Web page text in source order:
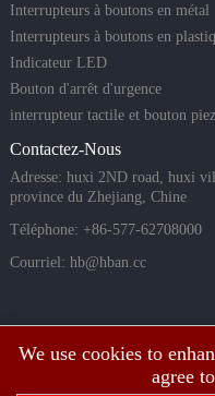
We use cookies to
agree
aison intell
igente, les
équipemen
ts indust
Interrupteurs à boutons en métal
Interrupteurs à boutons en
Indicateur LED
Bouton d'arrêt d'urgence
interrupteur tactile et bouton
Contactez-Nous
Adresse: huxi 2ND road, huxi
province du Zhejiang, Chine
Téléphone: +86-577-62708000
Courriel: hb@hban.cc